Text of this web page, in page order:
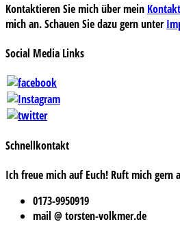
Kontaktieren Sie mich über mein
mich an. Schauen Sie dazu gern unter
Social Media Links
Schnellkontakt
Ich freue mich auf Euch! Ruft mich gern
0173-9950919
mail @ torsten-volkmer.de